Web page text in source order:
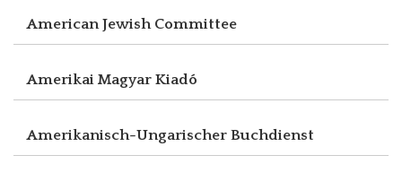
American Jewish Committee
Amerikai Magyar Kiadó
Amerikanisch-Ungarischer Buchdienst